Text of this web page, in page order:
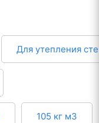
Для утепления
105 кг м3